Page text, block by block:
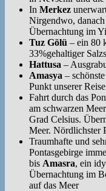
In Merkez
Nirgendwo, danach
Übernachtung im
Tuz Gölü – ein 80
33%gehaltiger
Hattusa –
Amasya –
Punkt unserer
Fahrt durch das
am schwarzen
Grad Celsius.
Meer. Nördlichster
Traumhafte und
Pontasgebirge
bis Amasra, ein
Übernachtung im
auf das Meer